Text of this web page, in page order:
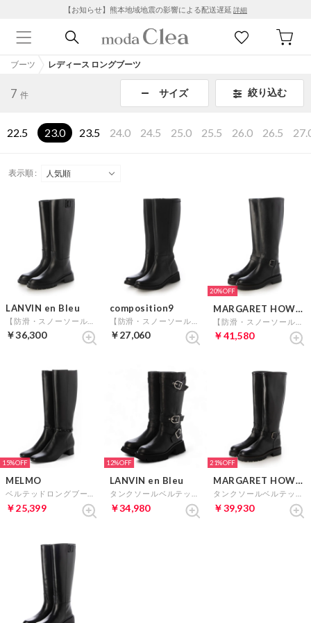
【お知らせ】熊本地域地震の影響による配送遅延 詳細
ブーツ レディース ロングブーツ
7 件 サイズ 絞り込む
22.5 23.0 23.5 24.0 24.5 25.0 25.5 26.0 26.5
表示順 :
LANVIN en Bleu
￥36,300
composition9
￥27,060
20%
MARGARET HOWELL idea
￥41,580
15%
MELMO
￥25,399
12%
LANVIN en Bleu
￥34,980
21%
MARGARET HOWELL idea
￥39,930